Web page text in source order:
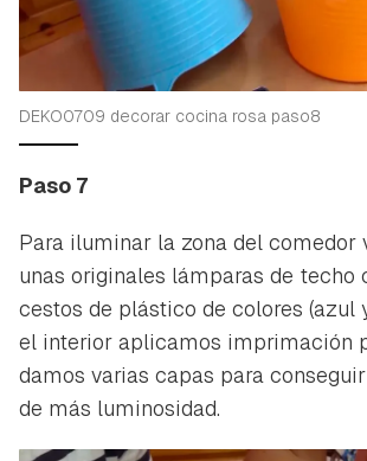
DEKO0709 decorar cocina rosa paso8
Paso 7
Para iluminar la zona del comedor
unas originales lámparas de techo
cestos de plástico de colores (azul
el interior aplicamos imprimación
damos varias capas para
de más luminosidad.